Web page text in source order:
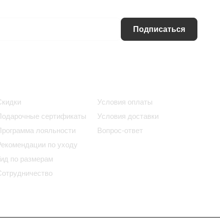
Подписаться
сертификаты
лояльности
по уходу
по размерам
Условия оплаты
Условия доставки
Вопрос-ответ